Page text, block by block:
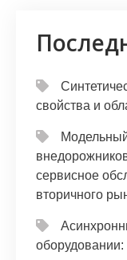
свойства и
сервисное
вторичного